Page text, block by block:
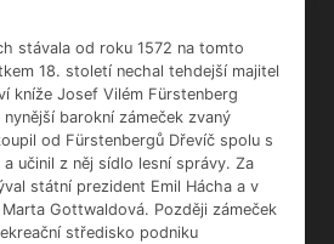
stávala od roku 1572 na tomto
18. století nechal tehdejší majitel
kníže Josef Vilém Fürstenberg
barokní zámeček zvaný
od Fürstenbergů Dřevíč spolu s
učinil z něj sídlo lesní správy. Za
státní prezident Emil Hácha a v
Gottwaldová. Později zámeček
středisko podniku